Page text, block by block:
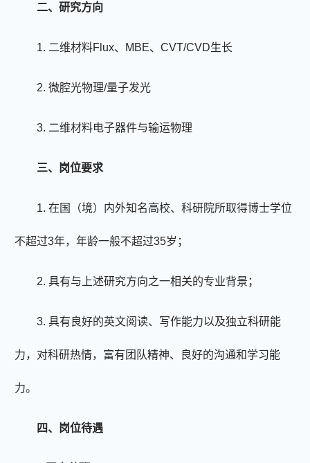
二、研究方向
1. 二维材料Flux、 MBE、 CVT/CVD生长
2. 微腔光物理/量子发光
3. 二维材料电子器件与输运物理
三、 岗位要求
1. 在国（境）内外知名高校、科研院所取得博士学位
不超过3年，年龄一般不超过35岁；
2. 具有与上述研究方向之一相关的专业背景；
3. 具有良好的英文阅读、写作能力以及独立科研能
力，对科研热情，富有团队精神、良好的沟通和学习能
力。
四、 岗位待遇